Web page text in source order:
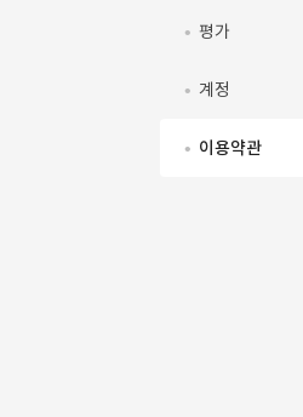
평가
계정
이용약관